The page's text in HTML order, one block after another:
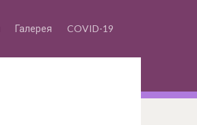
Галерея COVID-19